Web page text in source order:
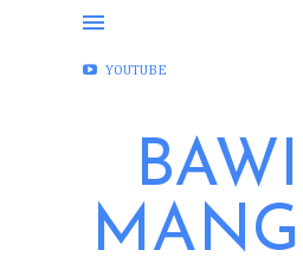
FACEBOOK
YOUTUBE